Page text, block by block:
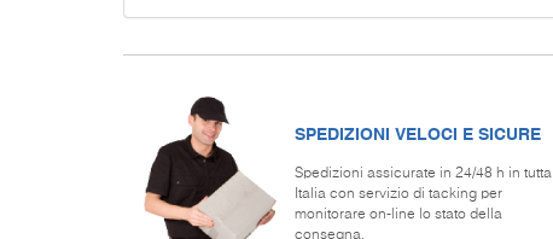
SPEDIZIONI VELOCI E SICURE
Spedizioni assicurate in 24/48 h in tutta
Italia con servizio di tacking per
monitorare on-line lo stato della
consegna.